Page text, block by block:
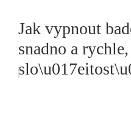
Jak vypnout
snadno a